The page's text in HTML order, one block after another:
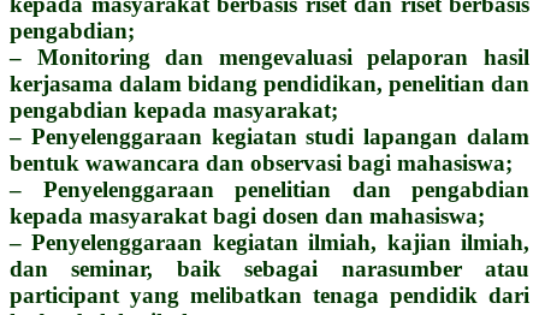
pengabdian;
– Monitoring dan mengevaluasi pelaporan hasil
kerjasama dalam bidang pendidikan, penelitian dan
pengabdian kepada masyarakat;
– Penyelenggaraan kegiatan studi lapangan dalam
bentuk wawancara dan observasi bagi mahasiswa;
– Penyelenggaraan penelitian dan pengabdian
kepada masyarakat bagi dosen dan mahasiswa;
– Penyelenggaraan kegiatan ilmiah, kajian ilmiah,
dan seminar, baik sebagai narasumber atau
participant yang melibatkan tenaga pendidik dari